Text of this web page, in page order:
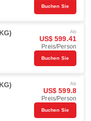
Buchen Sie
Ab
US$ 599.41
Preis/Person
Buchen Sie
Ab
US$ 599.8
Preis/Person
Buchen Sie